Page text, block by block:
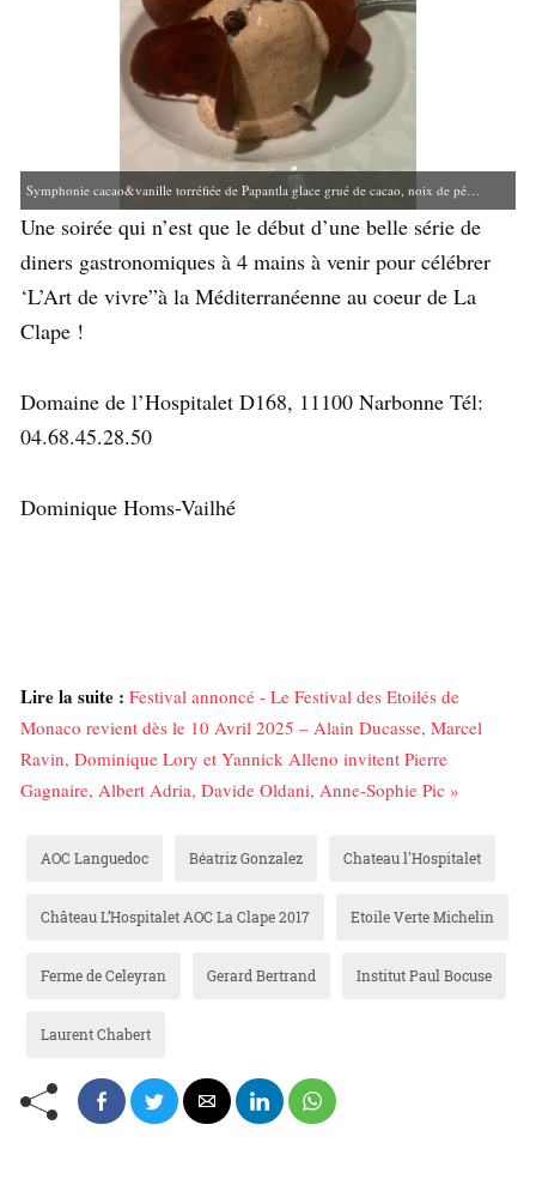
Une soirée qui n’est que le début d’une belle série de
diners gastronomiques à 4 mains à venir pour célébrer
‘L’Art de vivre”à la Méditerranéenne au coeur de La
Clape !
Domaine de l’Hospitalet D168, 11100 Narbonne Tél:
04.68.45.28.50
Dominique Homs-Vailhé
Lire la suite : Festival annoncé - Le Festival des Etoilés de
Monaco revient dès le 10 Avril 2025 – Alain Ducasse, Marcel
Ravin, Dominique Lory et Yannick Alleno invitent Pierre
Gagnaire, Albert Adria, Davide Oldani, Anne-Sophie Pic »
AOC Languedoc Béatriz Gonzalez Chateau l'Hospitalet
Château L’Hospitalet AOC La Clape 2017 Etoile Verte Michelin
Ferme de Celeyran Gerard Bertrand Institut Paul Bocuse
Laurent Chabert